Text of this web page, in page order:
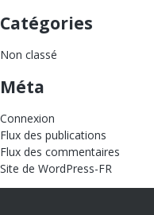
Catégories
Non classé
Méta
Connexion
Flux des publications
Flux des commentaires
Site de WordPress-FR